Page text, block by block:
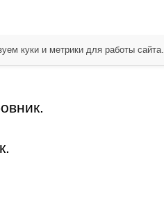
куки и метрики для работы сайта.